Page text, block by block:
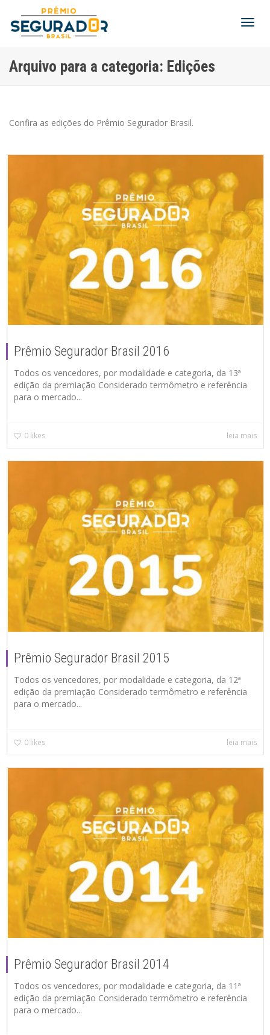
Arquivo para a categoria: Edições
Confira as edições do Prêmio Segurador Brasil.
Prêmio Segurador Brasil 2016
Todos os vencedores, por modalidade e categoria, da 13ª
edição da premiação Considerado termômetro e referência
para o mercado...
0 likes leia mais
Prêmio Segurador Brasil 2015
Todos os vencedores, por modalidade e categoria, da 12ª
edição da premiação Considerado termômetro e referência
para o mercado...
0 likes leia mais
Prêmio Segurador Brasil 2014
Todos os vencedores, por modalidade e categoria, da 11ª
edição da premiação Considerado termômetro e referência
para o mercado...